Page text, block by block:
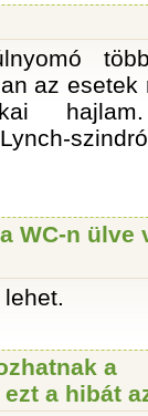
az esetek
WC-n ülve
a
a hibát